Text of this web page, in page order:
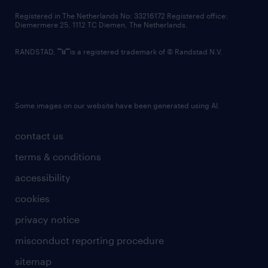
contact us
terms & conditions
accessibility
cookies
privacy notice
misconduct reporting procedure
sitemap
Registered in The Netherlands No: 33216172 Registered office:
Diemermere 25, 1112 TC Diemen, The Netherlands.
RANDSTAD, is a registered trademark of © Randstad N.V.
Some images on our website have been generated using AI.